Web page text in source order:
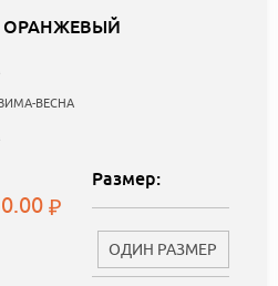
ОРАНЖЕВЫЙ
ВЕСНА
Размер:
ОДИН РАЗМЕР